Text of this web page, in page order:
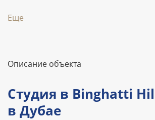
Еще
Описание объекта
Студия в Binghatti
в Дубае